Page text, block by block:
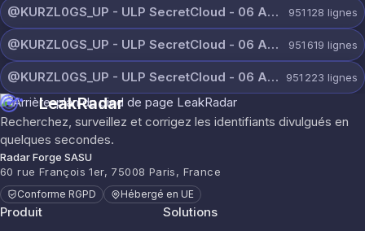
@KURZL0GS_UP - ULP SecretCloud - 06 August 2026 (8).txt 951 128 lignes
@KURZL0GS_UP - ULP SecretCloud - 06 August 2026 (7).txt 951 619 lignes
@KURZL0GS_UP - ULP SecretCloud - 06 August 2026 (6).txt 951 223 lignes
LeakRadar
Recherchez, surveillez et corrigez les identifiants divulgués en
quelques secondes.
Radar Forge SASU
60 rue François 1er, 75008 Paris, France
Conforme RGPD Hébergé en UE
Produit Solutions